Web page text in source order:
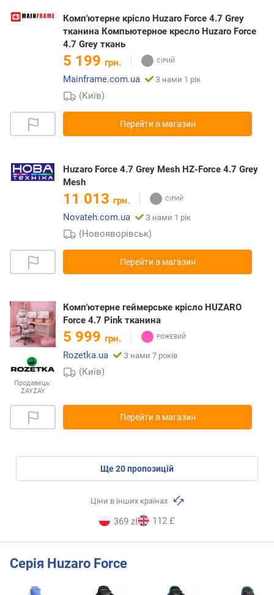
Комп'ютерне крісло Huzaro Force 4.7 Grey
тканина Компьютерное кресло Huzaro Force
4.7 Grey ткань
5 199 грн.
Mainframe.com.ua
З нами 1 рік
(Київ)
Перейти в магазин
Huzaro Force 4.7 Grey Mesh HZ-Force 4.7 Grey
Mesh
11 013 грн.
Novateh.com.ua
З нами 1 рік
(Новояворівськ)
Перейти в магазин
Продавець:
ZAYZAY
Комп'ютерне геймерське крісло HUZARO
Force 4.7 Pink тканина
5 999 грн.
Rozetka.ua
З нами 7 років
(Київ)
Перейти в магазин
ще20пропозицій
Ціни в інших країнах
369 zł 112 £
Серія Huzaro Force